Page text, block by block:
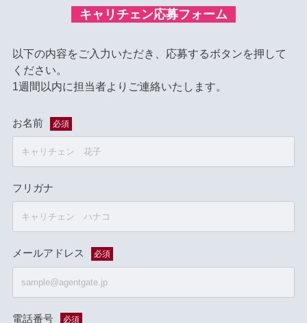
キャリチェン応募フォーム
以下の内容をご入力いただき、応募するボタンを押して
ください。
1週間以内に担当者よりご連絡いたします。
お名前 必須
フリガナ
メールアドレス 必須
電話番号 必須